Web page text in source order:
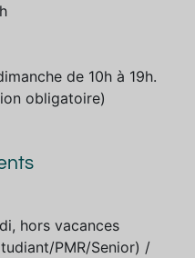
de 10h à 19h.
obligatoire)
hors vacances
PMR/Senior) /